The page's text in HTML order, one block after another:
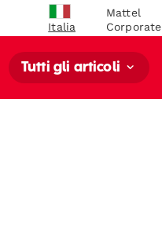
Italia
Mattel
Corporate
Tutti gli articoli